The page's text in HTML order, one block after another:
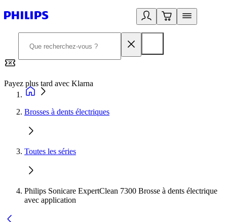
Payez plus tard avec Klarna
Brosses à dents électriques
Toutes les séries
Philips Sonicare ExpertClean 7300 Brosse à dents électrique
avec application